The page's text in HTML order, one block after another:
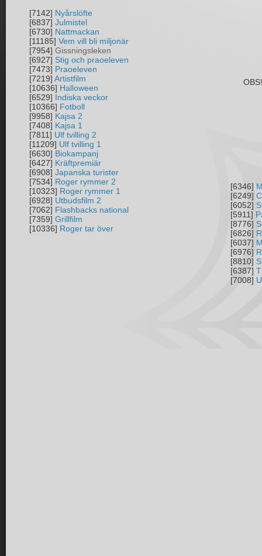
[7142] Nyårslöfte
[6837] Julmistel
[6730] Nattmackan
[11185] Vem vill bli miljonär
[7954] Gissningsleken
[6927] Stig och praoeleven
[7473] Praoeleven
[7219] Artistfilm
[10636] Halloween
[6529] Indiska veckor
[10366] Fotboll
[9958] Kajsa 2
[7408] Kajsa 1
[7811] Ulf tvilling 2
[11209] Ulf tvilling 1
[6630] Biokampanj
[6427] Kräftpremiär
[6908] Japanska turister
[7534] Roger rymmer 2
[10323] Roger rymmer 1
[6928] Utbudsfilm 2
[7062] Flashbacks national
[7359] Grillfilm
[10336] Roger tar över
[6346]
[6249]
[6052]
[5911]
[8776]
[6826]
[6037]
[6976]
[8810]
[6387]
[7008]